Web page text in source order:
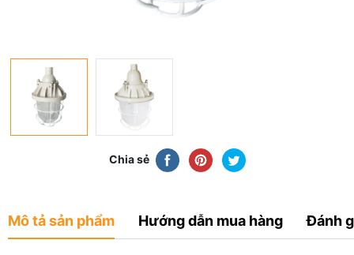
Chia sẻ
Mô tả sản phẩm Hướng dẫn mua hàng Đánh